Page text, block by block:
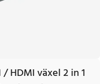
HDMI växel 2 in 1